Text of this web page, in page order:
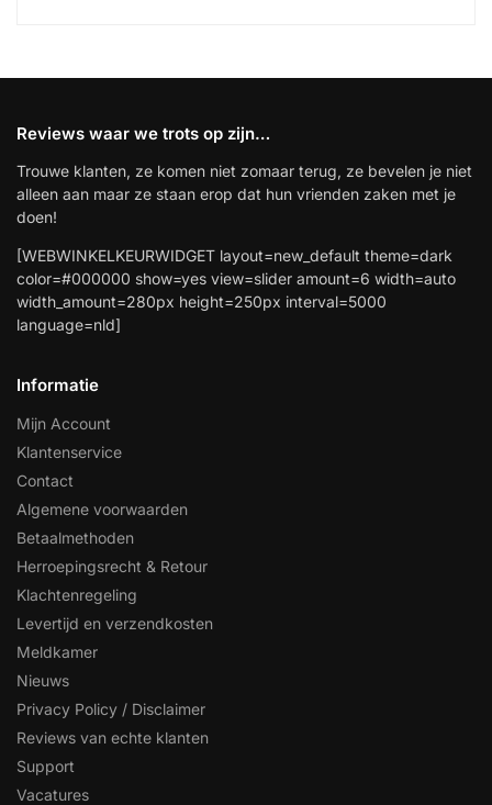
Reviews waar we trots op zijn…
Trouwe klanten, ze komen niet zomaar terug, ze bevelen je niet
alleen aan maar ze staan erop dat hun vrienden zaken met je
doen!
[WEBWINKELKEURWIDGET layout=new_default theme=dark
color=#000000 show=yes view=slider amount=6 width=auto
width_amount=280px height=250px interval=5000
language=nld]
Informatie
Mijn Account
Klantenservice
Contact
Algemene voorwaarden
Betaalmethoden
Herroepingsrecht & Retour
Klachtenregeling
Levertijd en verzendkosten
Meldkamer
Nieuws
Privacy Policy / Disclaimer
Reviews van echte klanten
Support
Vacatures